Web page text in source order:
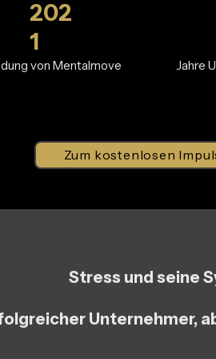
202
1
von Mentalmove Jahre
Zum kostenlosen
Stress und seine
Unternehmer,